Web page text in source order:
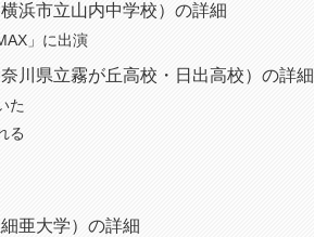
浜市立山内中学校）の詳細
」に出演
川県立霧が丘高校・日出高校）の詳細
た
る
亜大学）の詳細